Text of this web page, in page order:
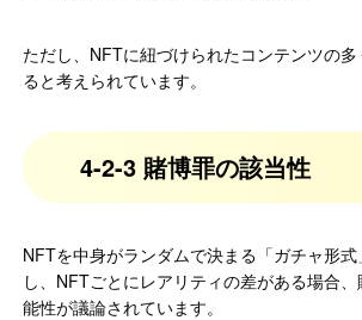
ただし、NFTに紐づけられたコンテンツの
ると考えられています。
4-2-3 賭博罪の該当性
NFTを中身がランダムで決まる「ガチャ形
し、NFTごとにレアリティの差がある場合
能性が議論されています。